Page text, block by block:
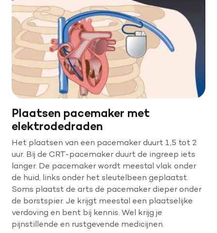
Plaatsen pacemaker met
elektrodedraden
Het plaatsen van een pacemaker duurt 1,5 tot 2
uur. Bij de CRT-pacemaker duurt de ingreep iets
langer. De pacemaker wordt meestal vlak onder
de huid, links onder het sleutelbeen geplaatst.
Soms plaatst de arts de pacemaker dieper onder
de borstspier. Je krijgt meestal een plaatselijke
verdoving en bent bij kennis. Wel krijg je
pijnstillende en rustgevende medicijnen.